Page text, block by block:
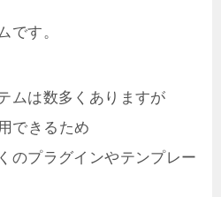
です。
ムは数多くありますが
できるため
のプラグインやテンプレー